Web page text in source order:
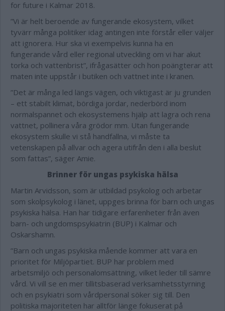
for future i Kalmar 2018.
”Vi är helt beroende av fungerande ekosystem, vilket
tyvärr många politiker idag antingen inte förstår eller väljer
att ignorera. Hur ska vi exempelvis kunna ha en
fungerande vård eller regional utveckling om vi har akut
torka och vattenbrist”, ifrågasätter och hon poängterar att
maten inte uppstår i butiken och vattnet inte i kranen.
”Det är många led längs vägen, och viktigast är ju grunden
– ett stabilt klimat, bördiga jordar, nederbörd inom
normalspannet och ekosystemens hjälp att lagra och rena
vattnet, pollinera våra grödor mm. Utan fungerande
ekosystem skulle vi stå handfallna, vi måste ta
vetenskapen på allvar och agera utifrån den i alla beslut
som fattas”, säger Amie.
Brinner för ungas psykiska hälsa
Martin Arvidsson, som är utbildad psykolog och arbetar
som skolpsykolog i länet, uppges brinna för barn och ungas
psykiska hälsa. Han har tidigare erfarenheter från även
barn- och ungdomspsykiatrin (BUP) i Kalmar och
Oskarshamn.
”Barn och ungas psykiska mående kommer att vara en
prioritet för Miljöpartiet. BUP har problem med
arbetsmiljö och personalomsättning, vilket leder till sämre
vård. Vi vill se en mer tillitsbaserad verksamhetsstyrning
och en psykiatri som vårdpersonal söker sig till. Den
politiska majoriteten har alltför länge fokuserat på